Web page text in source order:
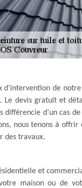
d’intervention de
devis gratuit et
différencie d’un cas
nous tenons à offrir
des travaux.
et
maison ou de